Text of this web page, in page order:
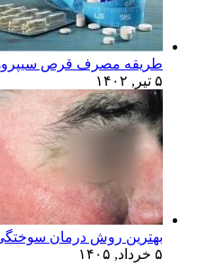
طریقه مصرف قرص
۵ تیر, ۱۴۰۲
بهترین روش درمان
۵ خرداد, ۱۴۰۵